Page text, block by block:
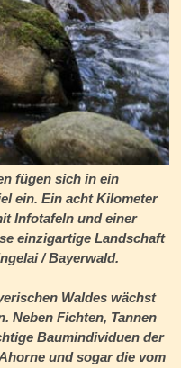
fügen sich in ein
ein. Ein acht Kilometer
Infotafeln und einer
einzigartige Landschaft
/ Bayerwald.
Waldes wächst
Neben Fichten, Tannen
Baumindividuen der
und sogar die vom